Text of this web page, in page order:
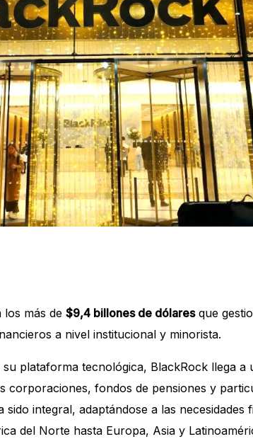
más de $9,4 billones de dólaresque
a nivel institucional y minorista.
plataforma tecnológica, BlackRock llega a
corporaciones, fondos de pensiones y
integral, adaptándose a las necesidades
del Norte hasta Europa, Asia y